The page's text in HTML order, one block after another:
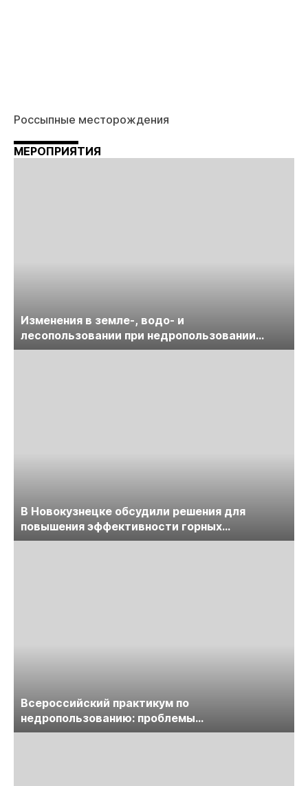
Россыпные месторождения
МЕРОПРИЯТИЯ
Изменения в земле-, водо- и
лесопользовании при недропользовании
обсудят на семинаре «ПравоТЭК»
В Новокузнецке обсудили решения для
повышения эффективности горных
предприятий
Всероссийский практикум по
недропользованию: проблемы
лицензирования, цифровизации, экспертизы